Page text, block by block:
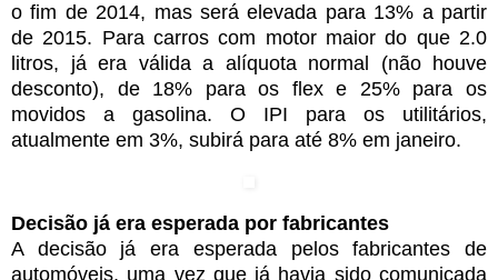
o fim de 2014, mas será elevada para 13% a partir
de 2015. Para carros com motor maior do que 2.0
litros, já era válida a alíquota normal (não houve
desconto), de 18% para os flex e 25% para os
movidos a gasolina. O IPI para os utilitários,
atualmente em 3%, subirá para até 8% em janeiro.
Decisão já era esperada por fabricantes
A decisão já era esperada pelos fabricantes de
automóveis, uma vez que já havia sido comunicada